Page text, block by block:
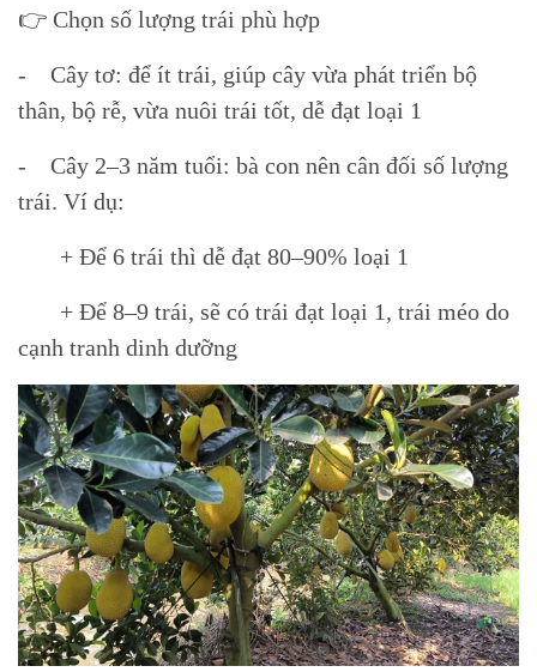
👉 Chọn số lượng trái phù hợp
- Cây tơ: để ít trái, giúp cây vừa phát triển bộ
thân, bộ rễ, vừa nuôi trái tốt, dễ đạt loại 1
- Cây 2–3 năm tuổi: bà con nên cân đối số lượng
trái. Ví dụ:
+ Để 6 trái thì dễ đạt 80–90% loại 1
+ Để 8–9 trái, sẽ có trái đạt loại 1, trái méo do
cạnh tranh dinh dưỡng